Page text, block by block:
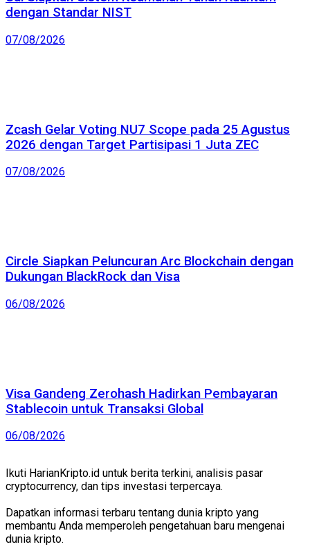
dengan Standar NIST
07/08/2026
Zcash Gelar Voting NU7 Scope pada 25 Agustus
2026 dengan Target Partisipasi 1 Juta ZEC
07/08/2026
Circle Siapkan Peluncuran Arc Blockchain dengan
Dukungan BlackRock dan Visa
06/08/2026
Visa Gandeng Zerohash Hadirkan Pembayaran
Stablecoin untuk Transaksi Global
06/08/2026
Ikuti HarianKripto.id untuk berita terkini, analisis pasar
cryptocurrency, dan tips investasi terpercaya.
Dapatkan informasi terbaru tentang dunia kripto yang
membantu Anda memperoleh pengetahuan baru mengenai
dunia kripto.